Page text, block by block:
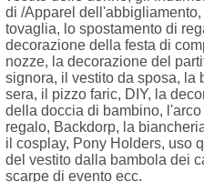
di /Apparel
tovaglia, lo spostamento di
decorazione della festa di
nozze, la decorazione del
signora, il vestito da sposa, la
sera, il pizzo faric, DIY, la
della doccia di bambino,
regalo, Backdorp, la
il cosplay, Pony Holders, uso
del vestito dalla bambola dei
scarpe di evento ecc.